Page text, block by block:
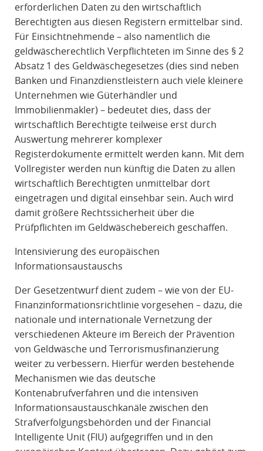
erforderlichen Daten zu den wirtschaftlich
Berechtigten aus diesen Registern ermittelbar sind.
Für Einsichtnehmende – also namentlich die
geldwäscherechtlich Verpflichteten im Sinne des § 2
Absatz 1 des Geldwäschegesetzes (dies sind neben
Banken und Finanzdienstleistern auch viele kleinere
Unternehmen wie Güterhändler und
Immobilienmakler) – bedeutet dies, dass der
wirtschaftlich Berechtigte teilweise erst durch
Auswertung mehrerer komplexer
Registerdokumente ermittelt werden kann. Mit dem
Vollregister werden nun künftig die Daten zu allen
wirtschaftlich Berechtigten unmittelbar dort
eingetragen und digital einsehbar sein. Auch wird
damit größere Rechtssicherheit über die
Prüfpflichten im Geldwäschebereich geschaffen.
Intensivierung des europäischen
Informationsaustauschs
Der Gesetzentwurf dient zudem – wie von der EU-
Finanzinformationsrichtlinie vorgesehen – dazu, die
nationale und internationale Vernetzung der
verschiedenen Akteure im Bereich der Prävention
von Geldwäsche und Terrorismusfinanzierung
weiter zu verbessern. Hierfür werden bestehende
Mechanismen wie das deutsche
Kontenabrufverfahren und die intensiven
Informationsaustauschkanäle zwischen den
Strafverfolgungsbehörden und der Financial
Intelligente Unit (FIU) aufgegriffen und in den